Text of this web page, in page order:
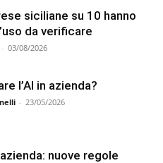
siciliane su 10 hanno
da verificare
- 03/08/2026
l’AI in azienda?
- 23/05/2026
nuove regole